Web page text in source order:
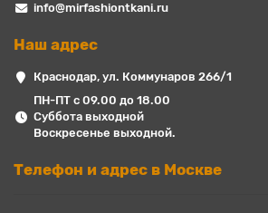
info@mirfashiontkani.ru
Наш адрес
Краснодар, ул. Коммунаров 266/1
ПН-ПТ с 09.00 до 18.00
Суббота выходной
Воскресенье выходной.
Телефон и адрес в Москве